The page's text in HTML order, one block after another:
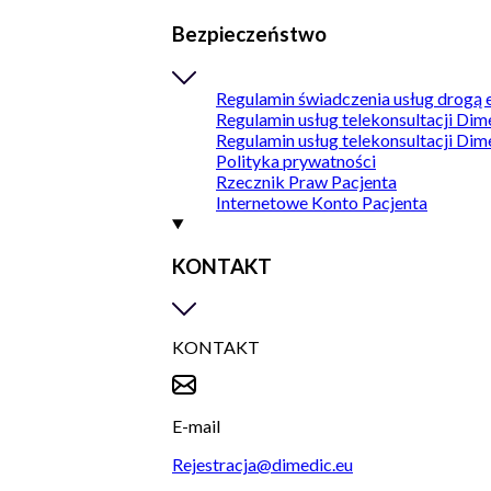
Bezpieczeństwo
Regulamin świadczenia usług
Regulamin usług telekonsultacji
Regulamin usług telekonsultacji
Polityka prywatności
Rzecznik Praw Pacjenta
Internetowe Konto Pacjenta
KONTAKT
KONTAKT
E-mail
Rejestracja@dimedic.eu